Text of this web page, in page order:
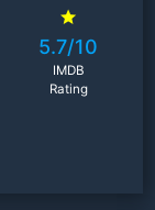
5.7/10
IMDB
Rating